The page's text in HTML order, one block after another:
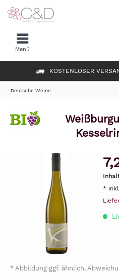
KOSTENLOSER
Menü
Deutsche Weine
*
* Abbildung ggf. ähnlich,